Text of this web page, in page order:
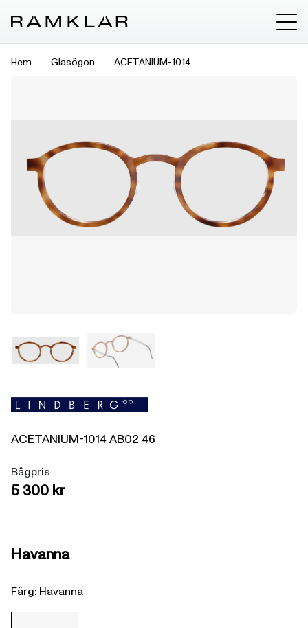
Hem Glasögon ACETANIUM-1014
ACETANIUM-1014AB02 46
Bågpris
5 300 kr
Havanna
Färg: Havanna